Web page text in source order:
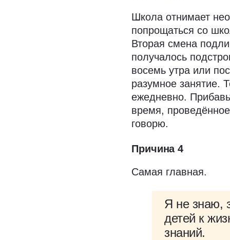
Школа отнимает
попрощаться со
Вторая смена
получалось
восемь утра или
разумное занятие.
ежедневно.
время,
говорю.
Причина 4
Самая главная.
Я не знаю,
детей к
знаний.